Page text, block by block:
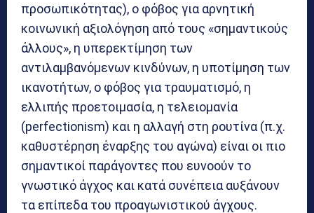
προσωπικότητας), ο φόβος για αρνητική
κοινωνική αξιολόγηση από τους «σημαντικούς
άλλους», η υπερεκτίμηση των
αντιλαμβανόμενων κινδύνων, η υποτίμηση των
ικανοτήτων, ο φόβος για τραυματισμό, η
ελλιπής προετοιμασία, η τελειομανία
(perfectionism) και η αλλαγή στη ρουτίνα (π.χ.
καθυστέρηση έναρξης του αγώνα) είναι οι πιο
σημαντικοί παράγοντες που ευνοούν το
γνωστικό άγχος και κατά συνέπεια αυξάνουν
τα επίπεδα του προαγωνιστικού άγχους.